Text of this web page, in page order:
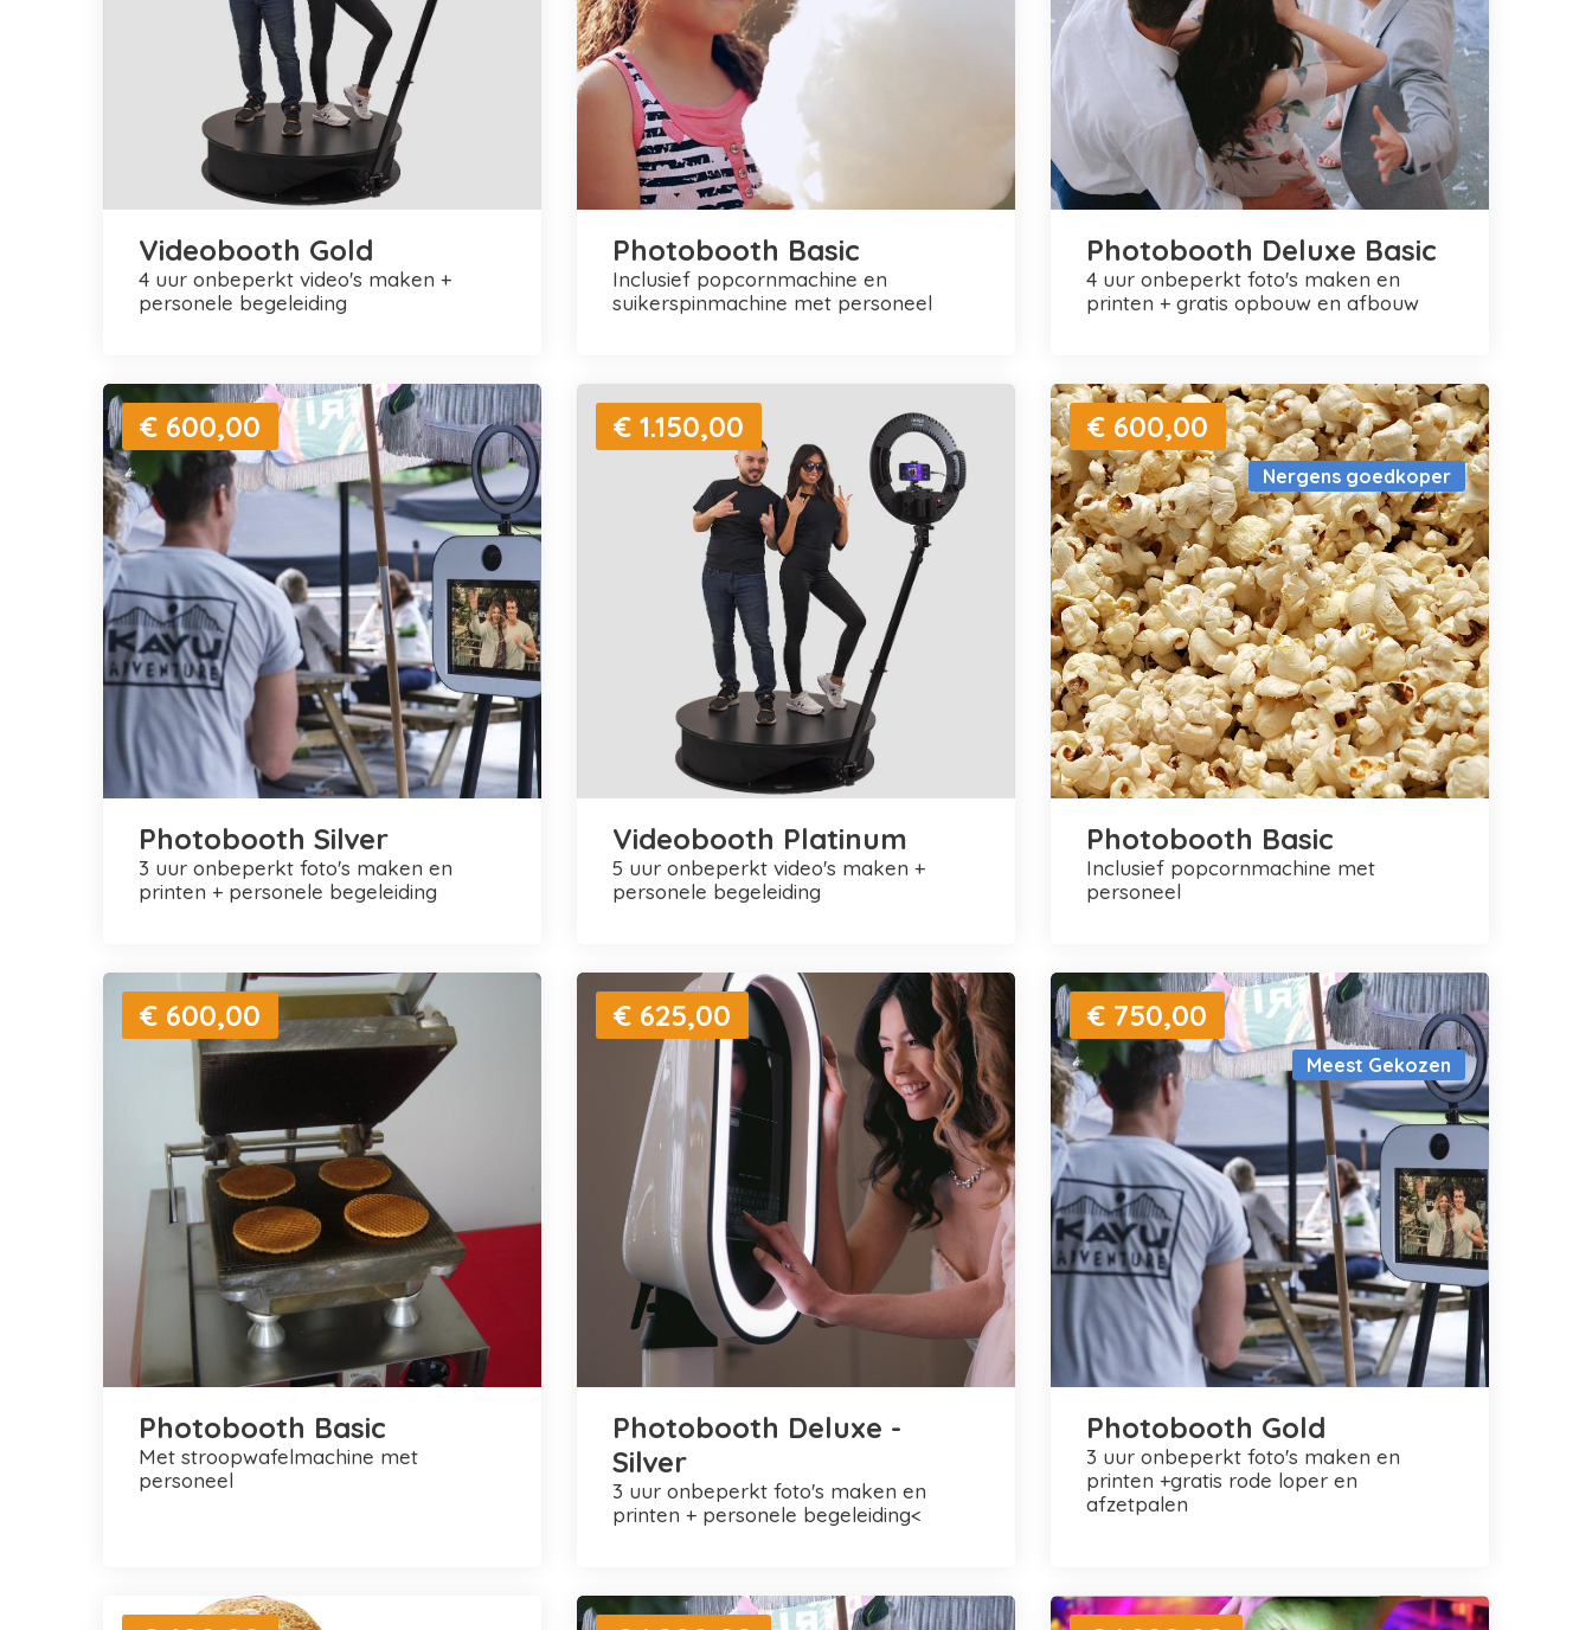
Videobooth Gold
4 uur onbeperkt video's maken +
personele begeleiding
Photobooth Basic
inclusief popcornmachine en
suikerspinmachine met personeel
Photobooth Deluxe Basic
4 uur onbeperkt foto's maken en
printen + gratis opbouw en afbouw
€ 600,00
Photobooth Silver
3 uur onbeperkt foto's maken en
printen + personele begeleiding
€ 1.150,00
Videobooth Platinum
5 uur onbeperkt video's maken +
personele begeleiding
Nergens goedkoper
€ 600,00
Photobooth Basic
inclusief popcornmachine met
personeel
€ 600,00
Photobooth Basic
met stroopwafelmachine met
personeel
€ 625,00
Photobooth Deluxe -
Silver
3 uur onbeperkt foto's maken en
printen + personele begeleiding<
Meest Gekozen
€ 750,00
Photobooth Gold
3 uur onbeperkt foto's maken en
printen +gratis rode loper en
afzetpalen